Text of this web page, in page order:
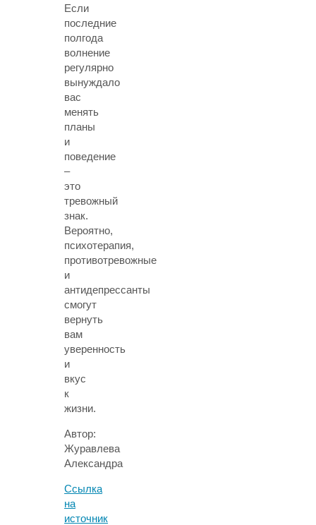
Если
последние
полгода
волнение
регулярно
вынуждало
вас
менять
планы
и
поведение
–
это
тревожный
знак.
Вероятно,
психотерапия,
противотревожные
и
антидепрессанты
смогут
вернуть
вам
уверенность
и
вкус
к
жизни.
Автор:
Журавлева
Александра
Ссылка
на
источник